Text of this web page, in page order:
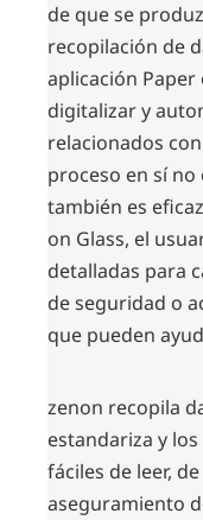
de que se
recopilación de
aplicación
digitalizar y
relacionados
proceso en sí
también es
on Glass, el
detalladas para
de seguridad o
que pueden
zenon recopila
estandariza y
fáciles de leer,
aseguramiento